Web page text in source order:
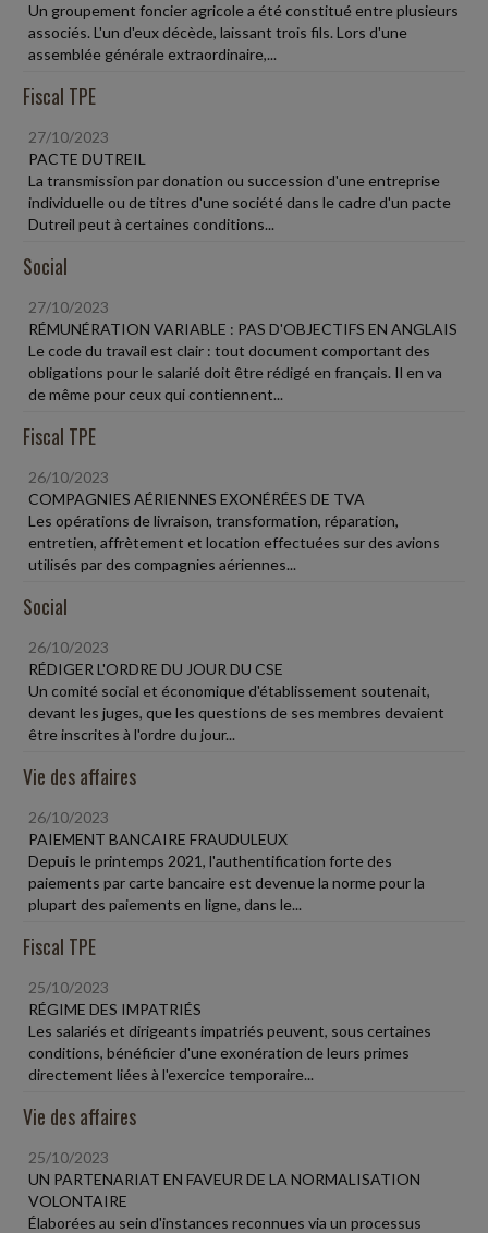
Un groupement foncier agricole a été constitué entre plusieurs
associés. L'un d'eux décède, laissant trois fils. Lors d'une
assemblée générale extraordinaire,...
Fiscal TPE
27/10/2023
PACTE DUTREIL
La transmission par donation ou succession d'une entreprise
individuelle ou de titres d'une société dans le cadre d'un pacte
Dutreil peut à certaines conditions...
Social
27/10/2023
RÉMUNÉRATION VARIABLE : PAS D'OBJECTIFS EN ANGLAIS
Le code du travail est clair : tout document comportant des
obligations pour le salarié doit être rédigé en français. Il en va
de même pour ceux qui contiennent...
Fiscal TPE
26/10/2023
COMPAGNIES AÉRIENNES EXONÉRÉES DE TVA
Les opérations de livraison, transformation, réparation,
entretien, affrètement et location effectuées sur des avions
utilisés par des compagnies aériennes...
Social
26/10/2023
RÉDIGER L'ORDRE DU JOUR DU CSE
Un comité social et économique d'établissement soutenait,
devant les juges, que les questions de ses membres devaient
être inscrites à l'ordre du jour...
Vie des affaires
26/10/2023
PAIEMENT BANCAIRE FRAUDULEUX
Depuis le printemps 2021, l'authentification forte des
paiements par carte bancaire est devenue la norme pour la
plupart des paiements en ligne, dans le...
Fiscal TPE
25/10/2023
RÉGIME DES IMPATRIÉS
Les salariés et dirigeants impatriés peuvent, sous certaines
conditions, bénéficier d'une exonération de leurs primes
directement liées à l'exercice temporaire...
Vie des affaires
25/10/2023
UN PARTENARIAT EN FAVEUR DE LA NORMALISATION
VOLONTAIRE
Élaborées au sein d'instances reconnues via un processus